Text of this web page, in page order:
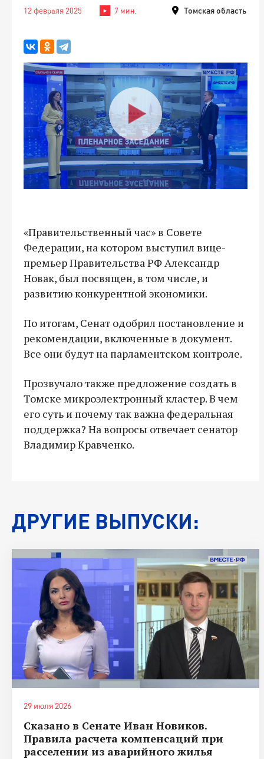
12 февраля 2025 7 мин. Томская область
«Правительственный час» в Совете
Федерации, на котором выступил вице-
премьер Правительства РФ Александр
Новак, был посвящен, в том числе, и
развитию конкурентной экономики.
По итогам, Сенат одобрил постановление и
рекомендации, включенные в документ.
Все они будут на парламентском контроле.
Прозвучало также предложение создать в
Томске микроэлектронный кластер. В чем
его суть и почему так важна федеральная
поддержка? На вопросы отвечает сенатор
Владимир Кравченко.
ДРУГИЕ ВЫПУСКИ:
29 июля 2026
Сказано в Сенате Иван Новиков.
Правила расчета компенсаций при
расселении из аварийного жилья